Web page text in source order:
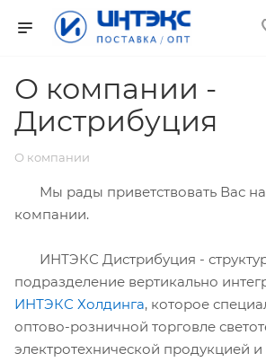
О компании -
Дистрибуция
О компании
Мы рады приветствовать Вас на
компании.
ИНТЭКС Дистрибуция -
подразделение вертикально
ИНТЭКС Холдинга, которое
оптово-розничной торговле
электротехнической продукцией и